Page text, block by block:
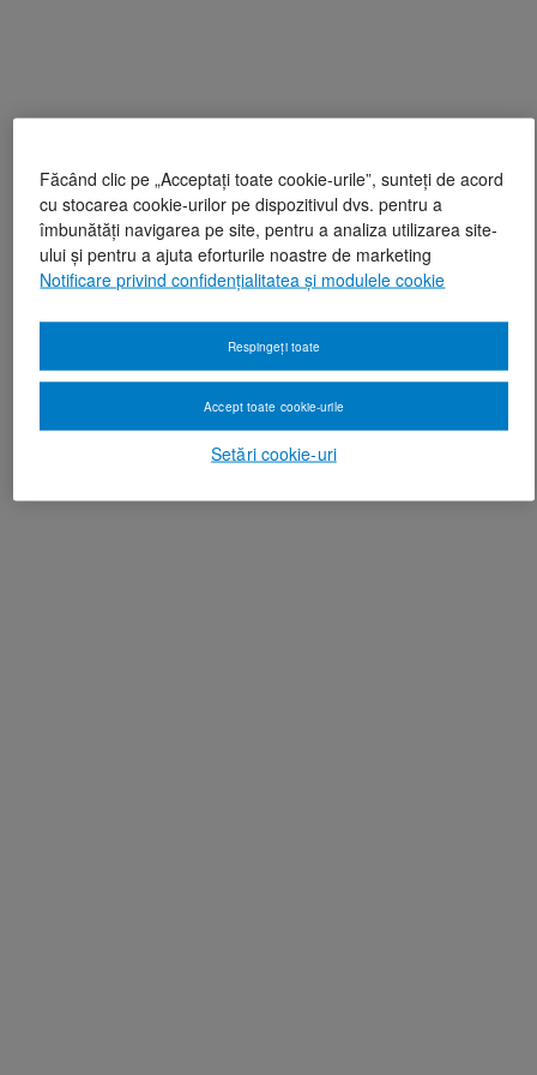
Făcând clic pe „Acceptați toate cookie-urile”, sunteți de acord
cu stocarea cookie-urilor pe dispozitivul dvs. pentru a
îmbunătăți navigarea pe site, pentru a analiza utilizarea site-
ului și pentru a ajuta eforturile noastre de marketing
Notificare privind confidențialitatea și modulele cookie
Setări cookie-uri
Respingeți toate
Accept toate cookie-urile